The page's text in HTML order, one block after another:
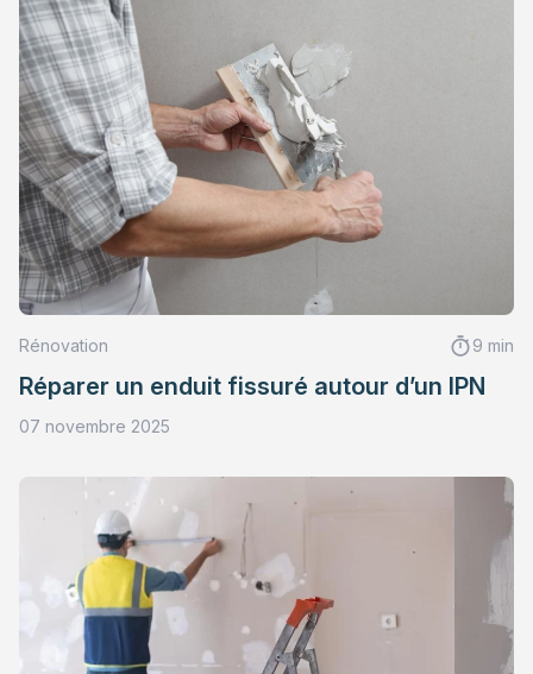
Rénovation 9 min
Réparer un enduit fissuré autour d’un IPN
07 novembre 2025